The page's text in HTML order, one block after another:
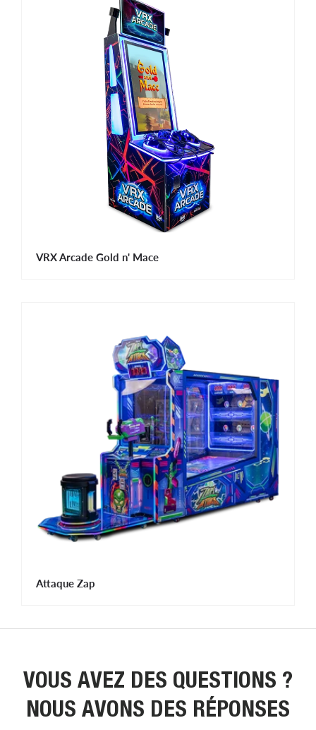
VRX Arcade Gold n' Mace
Attaque Zap
VOUS AVEZ DES QUESTIONS ?
NOUS AVONS DES RÉPONSES